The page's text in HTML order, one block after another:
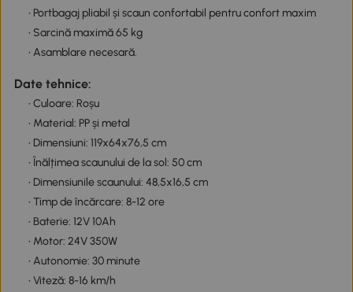
• Portbagaj pliabil și scaun confortabil pentru confort maxim
• Sarcină maximă 65 kg
• Asamblare necesară.
Date tehnice:
• Culoare: Roșu
• Material: PP și metal
• Dimensiuni: 119x64x76,5 cm
• Înălțimea scaunului de la sol: 50 cm
• Dimensiunile scaunului: 48,5x16,5 cm
• Timp de încărcare: 8-12 ore
• Baterie: 12V 10Ah
• Motor: 24V 350W
• Autonomie: 30 minute
• Viteză: 8-16 km/h